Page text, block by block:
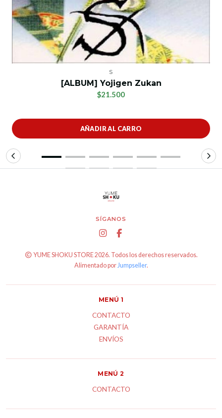
S
[ALBUM] Yojigen Zukan
$21.500
AÑADIR AL CARRO
SÍGANOS
YUME SHOKU STORE 2026. Todos los derechos reservados.
Alimentado porJumpseller.
MENÚ 1
CONTACTO
GARANTÍA
ENVÍOS
MENÚ 2
CONTACTO